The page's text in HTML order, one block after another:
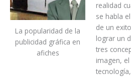
La popularidad de la
publicidad gráfica en
afiches
realidad
se habla
de un
lograr un
tres
imagen,